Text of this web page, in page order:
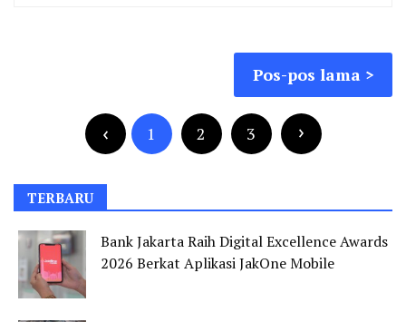
Pos-pos lama
1 2 3
TERBARU
Bank Jakarta Raih Digital Excellence Awards
2026 Berkat Aplikasi JakOne Mobile